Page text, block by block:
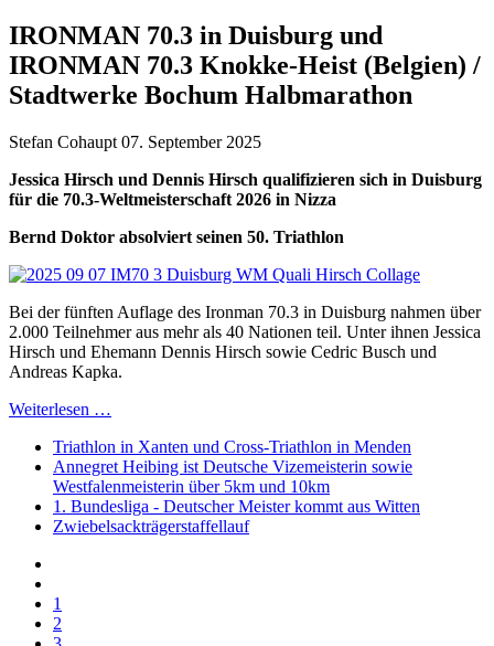
IRONMAN 70.3 in Duisburg und
IRONMAN 70.3 Knokke-Heist (Belgien) /
Stadtwerke Bochum Halbmarathon
Stefan Cohaupt 07. September 2025
Jessica Hirsch und Dennis Hirsch qualifizieren sich in Duisburg
für die 70.3-Weltmeisterschaft 2026 in Nizza
Bernd Doktor absolviert seinen 50. Triathlon
Bei der fünften Auflage des Ironman 70.3 in Duisburg nahmen über
2.000 Teilnehmer aus mehr als 40 Nationen teil. Unter ihnen Jessica
Hirsch und Ehemann Dennis Hirsch sowie Cedric Busch und
Andreas Kapka.
Weiterlesen …
Triathlon in Xanten und Cross-Triathlon in Menden
Annegret Heibing ist Deutsche Vizemeisterin sowie
Westfalenmeisterin über 5km und 10km
1. Bundesliga - Deutscher Meister kommt aus Witten
Zwiebelsackträgerstaffellauf
1
2